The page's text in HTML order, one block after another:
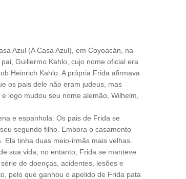
Azul (A Casa Azul), em Coyoacán, na
Guillermo Kahlo, cujo nome oficial era
Heinrich Kahlo. A própria Frida afirmava
os pais dele não eram judeus, mas
logo mudou seu nome alemão, Wilhelm,
e espanhola. Os pais de Frida se
segundo filho. Embora o casamento
tinha duas meio-irmãs mais velhas.
sua vida, no entanto, Frida se manteve
de doenças, acidentes, lesões e
pelo que ganhou o apelido de Frida pata